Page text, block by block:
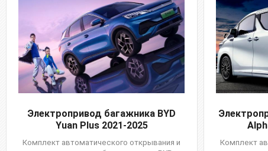
Электропривод багажника BYD
Yuan Plus 2021-2025
Комплект автоматического открывания и
Комплект